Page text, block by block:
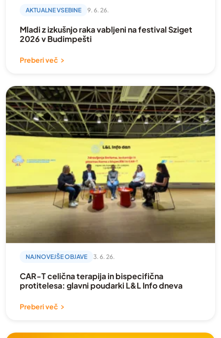
AKTUALNE VSEBINE 9. 6. 26.
Mladi z izkušnjo raka vabljeni na festival Sziget
2026 v Budimpešti
Preberi več
NAJNOVEJŠE OBJAVE 3. 6. 26.
CAR-T celična terapija in bispecifična
protitelesa: glavni poudarki L&L Info dneva
Preberi več